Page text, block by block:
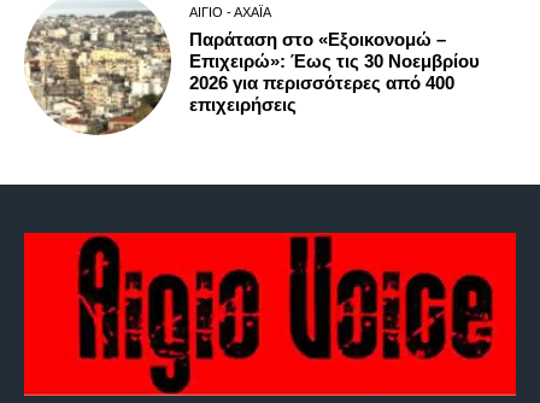
ΑΊΓΙΟ - ΑΧΑΪ́Α
Παράταση στο «Εξοικονομώ –
Επιχειρώ»: Έως τις 30 Νοεμβρίου
2026 για περισσότερες από 400
επιχειρήσεις